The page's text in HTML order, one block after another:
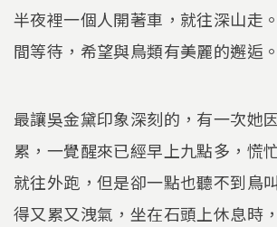
半夜裡一個人開著車，就往深山走
間等待，希望與鳥類有美麗的邂逅。
最讓吳金黛印象深刻的，有一次她
累，一覺醒來已經早上九點多，慌
就往外跑，但是卻一點也聽不到鳥
得又累又洩氣，坐在石頭上休息時